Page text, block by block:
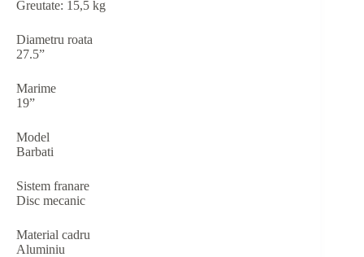
Greutate: 15,5 kg
Diametru roata
27.5”
Marime
19”
Model
Barbati
Sistem franare
Disc mecanic
Material cadru
Aluminiu